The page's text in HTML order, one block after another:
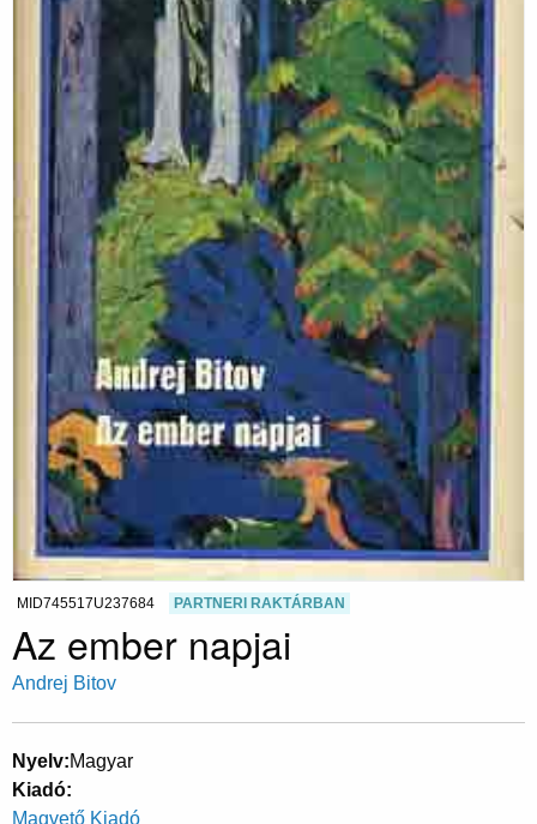
MID745517U237684 PARTNERI RAKTÁRBAN
Az ember napjai
Andrej Bitov
Nyelv Magyar
Kiadó
Magvető Kiadó